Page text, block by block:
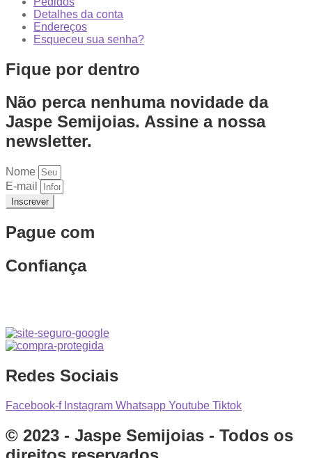
Detalhes da conta
Endereços
Esqueceu sua senha?
Fique por dentro
Não perca nenhuma novidade da
Jaspe Semijoias. Assine a nossa
newsletter.
Nome
E-mail
Inscrever
Pague com
Confiança
Redes Sociais
Facebook-f Instagram Whatsapp Youtube Tiktok
© 2023 - Jaspe Semijoias - Todos os